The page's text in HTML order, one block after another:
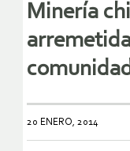
Minería
20 ENERO, 2014